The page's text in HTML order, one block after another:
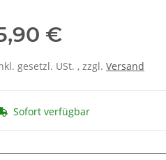
€
gesetzl. USt. , zzgl. Versand
Sofort verfügbar